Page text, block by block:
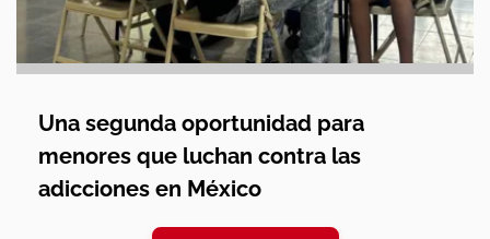
Una segunda oportunidad para
menores que luchan contra las
adicciones en México